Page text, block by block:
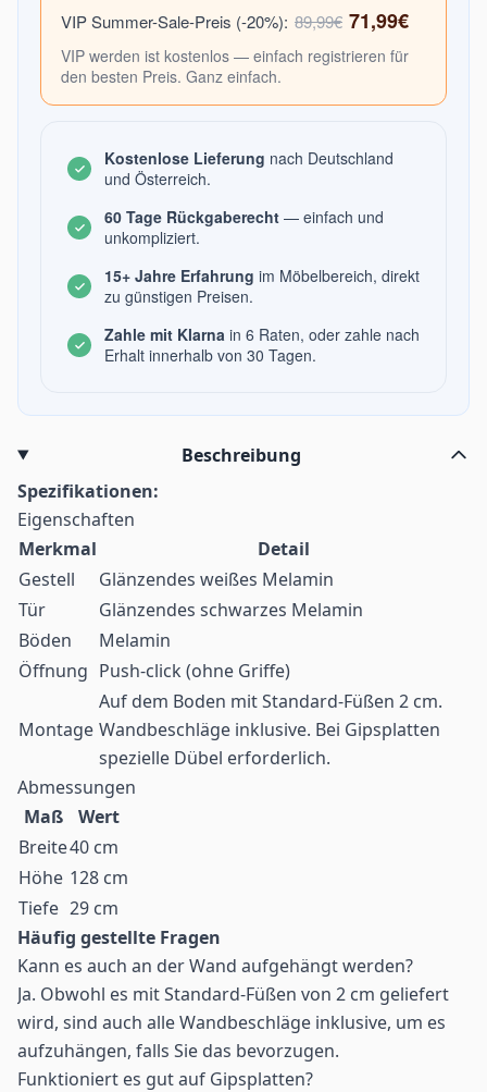
VIP Summer-Sale-Preis (-20%): 89,99€ 71,99€
VIP werden ist kostenlos — einfach registrieren für
den besten Preis. Ganz einfach.
Kostenlose Lieferung nach Deutschland
und Österreich.
60 Tage Rückgaberecht — einfach und
unkompliziert.
15+ Jahre Erfahrung im Möbelbereich, direkt
zu günstigen Preisen.
Zahle mit Klarna in 6 Raten, oder zahle nach
Erhalt innerhalb von 30 Tagen.
Beschreibung
Spezifikationen:
Eigenschaften
Merkmal
Detail
Gestell
Glänzendes weißes Melamin
Tür
Glänzendes schwarzes Melamin
Böden
Melamin
Öffnung Push-click (ohne Griffe)
Montage
Auf dem Boden mit Standard-Füßen 2 cm.
Wandbeschläge inklusive. Bei Gipsplatten
spezielle Dübel erforderlich.
Abmessungen
Maß
Wert
Breite40 cm
Höhe 128 cm
Tiefe 29 cm
Häufig gestellte Fragen
Kann es auch an der Wand aufgehängt werden?
Ja. Obwohl es mit Standard-Füßen von 2 cm geliefert
wird, sind auch alle Wandbeschläge inklusive, um es
aufzuhängen, falls Sie das bevorzugen.
Funktioniert es gut auf Gipsplatten?